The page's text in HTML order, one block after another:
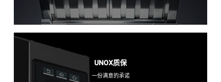
UNOX质保
一份满意的承诺